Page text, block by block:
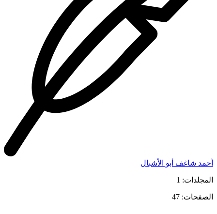
أحمد شاغف أبو الأشبال
المجلدات: 1
الصفحات: 47